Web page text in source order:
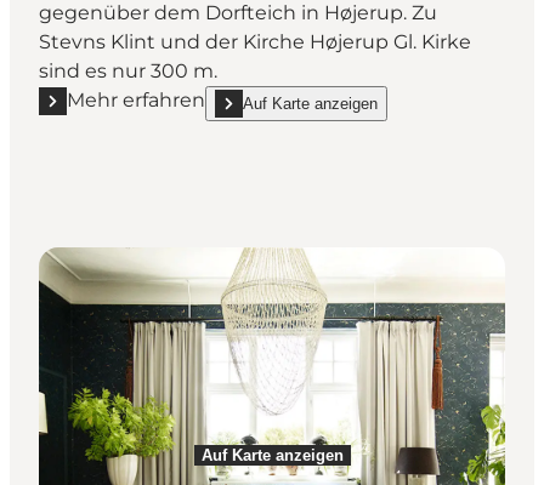
gegenüber dem Dorfteich in Højerup. Zu
Stevns Klint und der Kirche Højerup Gl. Kirke
sind es nur 300 m.
Mehr erfahren
Mehr erfahren "Stevns Klint Bed & Breakfast"
Auf Karte anzeigen
show Stevns Klint Bed & Breakfast on_map
Auf Karte anzeigen